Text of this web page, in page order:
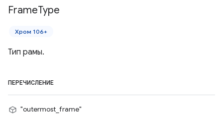
FrameType
Хром 106+
Тип рамы.
ПЕРЕЧИСЛЕНИЕ
"outermost_frame"